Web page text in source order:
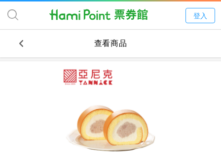
登入
查看商品